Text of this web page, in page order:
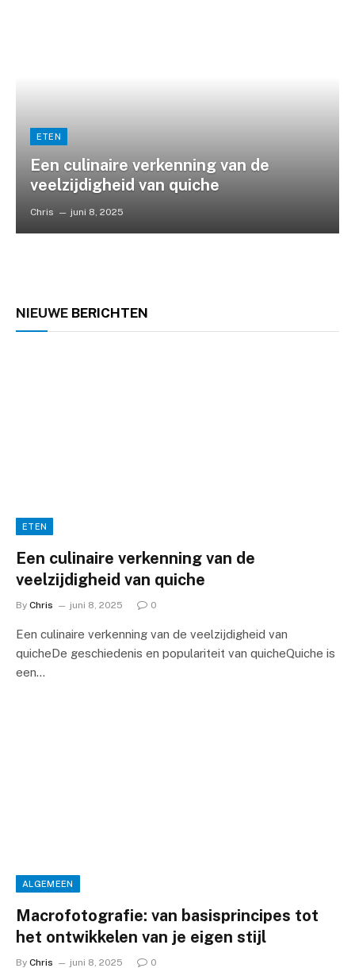
ETEN
Een culinaire verkenning van de
veelzijdigheid van quiche
Chris juni 8, 2025
NIEUWE BERICHTEN
ETEN
Een culinaire verkenning van de
veelzijdigheid van quiche
By Chris juni 8, 2025 0
Een culinaire verkenning van de veelzijdigheid van
quicheDe geschiedenis en populariteit van quicheQuiche is
een…
ALGEMEEN
Macrofotografie: van basisprincipes tot
het ontwikkelen van je eigen stijl
By Chris juni 8, 2025 0